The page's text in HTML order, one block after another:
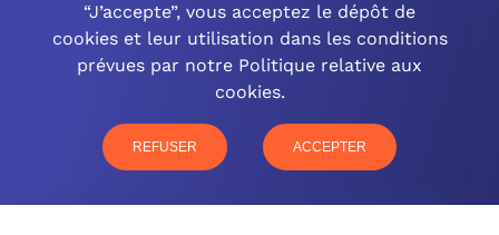
OCINEO GRAND EST
77 rue Paul Douce – 51480 Damery
CONTACTEZ-NOUS
“J’accepte”, vous acceptez le dépôt de
cookies et leur utilisation dans les conditions
prévues par notre Politique relative aux
cookies.
REFUSER ACCEPTER